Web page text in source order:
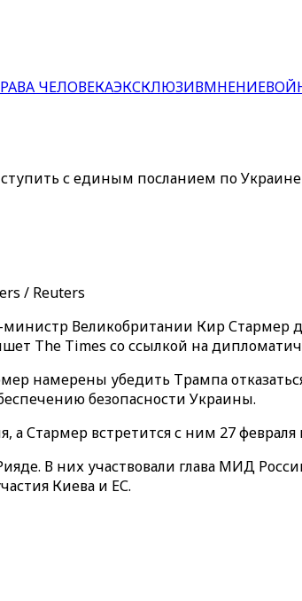
ЧЕЛОВЕКАЭКСКЛЮЗИВМНЕНИЕ
с единым посланием по
/ Reuters
Великобритании Кир Стармер
The Times со ссылкой на
намерены убедить Трампа
безопасности Украины.
Стармер встретится с ним 27 февраля
В них участвовали глава МИД
Киева и ЕС.